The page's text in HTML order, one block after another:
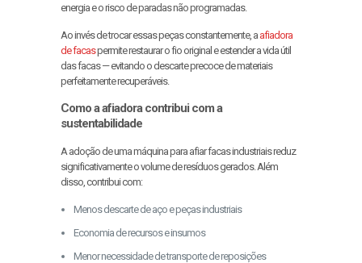
energia e o risco de paradas não programadas.
Ao invés de trocar essas peças constantemente, a afiadora
de facaspermite restaurar o fio original e estender a vida útil
das facas — evitando o descarte precoce de materiais
perfeitamente recuperáveis.
Como a afiadora contribui com a
sustentabilidade
A adoção de uma máquina para afiar facas industriais reduz
significativamente o volume de resíduos gerados. Além
disso, contribui com:
Menos descarte de aço e peças industriais
Economia de recursos e insumos
Menor necessidade de transporte de reposições